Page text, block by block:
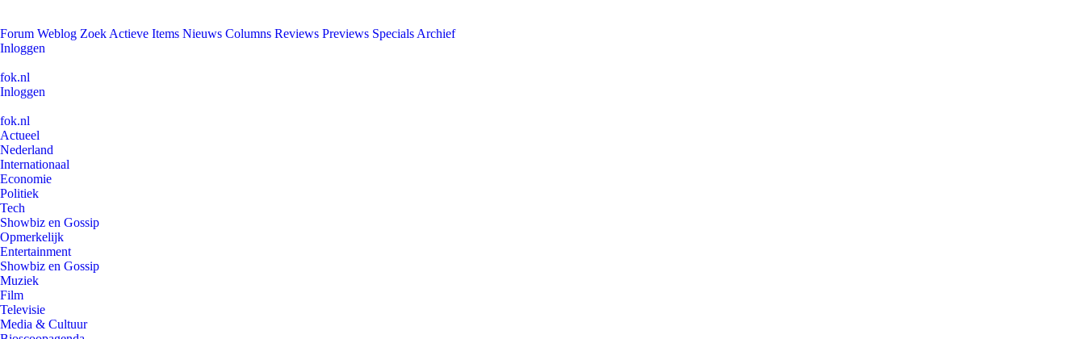
Forum Weblog Zoek Actieve Items Nieuws Columns Reviews Previews Specials Archief
Inloggen
fok.nl
Inloggen
fok.nl
Actueel
Nederland
Internationaal
Economie
Politiek
Tech
Showbiz en Gossip
Opmerkelijk
Entertainment
Showbiz en Gossip
Muziek
Film
Televisie
Media & Cultuur